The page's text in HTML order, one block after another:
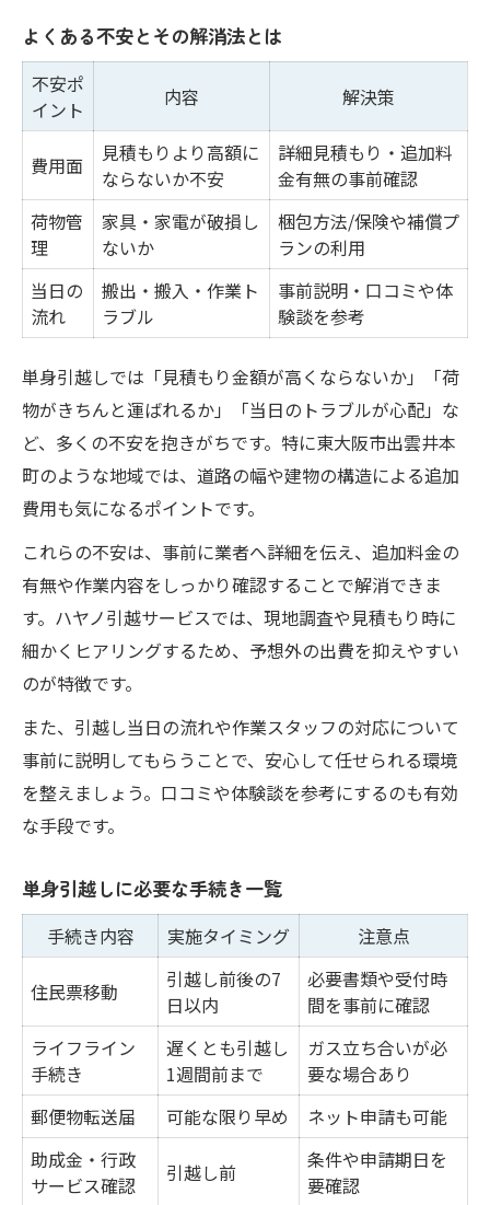
よくある不安とその解消法とは
不安ポ
イント
内容 解決策
費用面
見積もりより高額に
ならないか不安
詳細見積もり・追加料
金有無の事前確認
荷物管
理
家具・家電が破損し
ないか
梱包方法/保険や補償プ
ランの利用
当日の
流れ
搬出・搬入・作業ト
ラブル
事前説明・口コミや体
験談を参考
単身引越しでは「見積もり金額が高くならないか」「荷
物がきちんと運ばれるか」「当日のトラブルが心配」な
ど、多くの不安を抱きがちです。特に東大阪市出雲井本
町のような地域では、道路の幅や建物の構造による追加
費用も気になるポイントです。
これらの不安は、事前に業者へ詳細を伝え、追加料金の
有無や作業内容をしっかり確認することで解消できま
す。ハヤノ引越サービスでは、現地調査や見積もり時に
細かくヒアリングするため、予想外の出費を抑えやすい
のが特徴です。
また、引越し当日の流れや作業スタッフの対応について
事前に説明してもらうことで、安心して任せられる環境
を整えましょう。口コミや体験談を参考にするのも有効
な手段です。
単身引越しに必要な手続き一覧
手続き内容 実施タイミング 注意点
住民票移動
引越し前後の7
日以内
必要書類や受付時
間を事前に確認
ライフライン
手続き
遅くとも引越し
1週間前まで
ガス立ち合いが必
要な場合あり
郵便物転送届
可能な限り早め
ネット申請も可能
助成金・行政
サービス確認
引越し前
条件や申請期日を
要確認